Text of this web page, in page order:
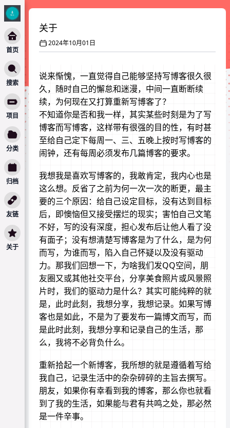
首页
搜索
项目
分类
归档
友链
关于
关于
2024年10月01日
说来惭愧，一直觉得自己能够坚持写博客很久很
久，随时自己的懈怠和迷漫，中间一直断断续
续，为何现在又打算重新写博客了？
不知道你是否和我一样，其实某些时刻是为了写
博客而写博客，这样带有很强的目的性，有时甚
至给自己定下每周一、三、五晚上按时写博客的
闹钟，还有每周必须发布几篇博客的要求。
我想我是喜欢写博客的，我敢肯定，我内心也是
这么想。反省了之前为何一次一次的断更，最主
要的三个原因：给自己设定目标，没有达到目标
后，即懊恼但又接受摆烂的现实；害怕自己文笔
不好，写的没有深度，担心发布后让他人看了没
有面子；没有想清楚写博客是为了什么，是为何
而写，为谁而写，陷入自己怀疑以及没有驱动
力。那我们回想一下，为啥我们发QQ空间，朋
友圈又或其他社交平台，分享美食照片或风景照
片时，我们的驱动力是什么？其实可能纯粹的就
是，此时此刻，我想分享，我想记录。如果写博
客也是如此，不是为了要发布一篇博文而写，而
是此时此刻，我想分享和记录自己的生活，那
么，我将不必背负什么。
重新拾起一个新博客，我所想的就是遵循着写给
我自己，记录生活中的杂杂碎碎的主旨去撰写。
朋友，如果你有幸看到我的博客，那么你也就看
到了我的生活，如果能与君有共鸣之处，那必然
是一件辛事。